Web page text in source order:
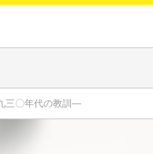
三〇年代の教訓―